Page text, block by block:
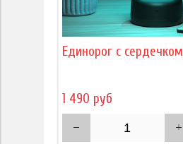
Единорог с сердечком
1 490 руб